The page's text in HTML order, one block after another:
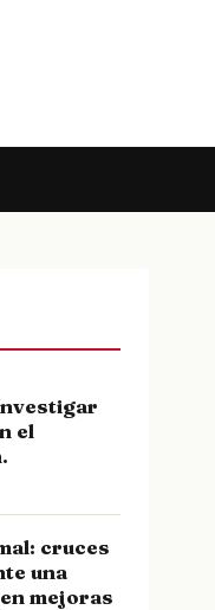
el
cruces
una
mejoras